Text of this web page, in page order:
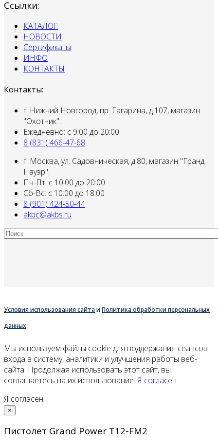
Ссылки:
КАТАЛОГ
НОВОСТИ
Сертификаты
ИНФО
КОНТАКТЫ
Контакты:
г. Нижний Новгород, пр. Гагарина, д.107, магазин
"Охотник".
Ежедневно: с 9:00 до 20:00
8 (831) 466-47-68
г. Москва, ул. Садовническая, д.80, магазин "Гранд
Пауэр".
Пн-Пт: с 10:00 до 20:00
Сб-Вс: с 10:00 до 18:00
8 (901) 424-50-44
akbc@akbs.ru
Условия использования сайтаиПолитика обработки персональных
данных.
Мы используем файлы cookie для поддержания сеансов
входа в систему, аналитики и улучшения работы веб-
сайта. Продолжая использовать этот сайт, вы
соглашаетесь на их использование. Я согласен
Я согласен
×
Пистолет Grand Power Т12-FM2